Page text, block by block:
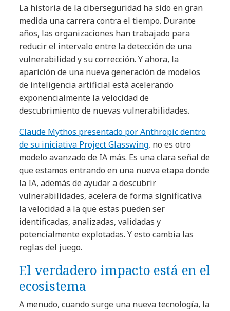
La historia de la ciberseguridad ha sido en gran
medida una carrera contra el tiempo. Durante
años, las organizaciones han trabajado para
reducir el intervalo entre la detección de una
vulnerabilidad y su corrección. Y ahora, la
aparición de una nueva generación de modelos
de inteligencia artificial está acelerando
exponencialmente la velocidad de
descubrimiento de nuevas vulnerabilidades.
Claude Mythos presentado por Anthropic dentro
de su iniciativa Project Glasswing, no es otro
modelo avanzado de IA más. Es una clara señal de
que estamos entrando en una nueva etapa donde
la IA, además de ayudar a descubrir
vulnerabilidades, acelera de forma significativa
la velocidad a la que estas pueden ser
identificadas, analizadas, validadas y
potencialmente explotadas. Y esto cambia las
reglas del juego.
El verdadero impacto está en el
ecosistema
A menudo, cuando surge una nueva tecnología, la